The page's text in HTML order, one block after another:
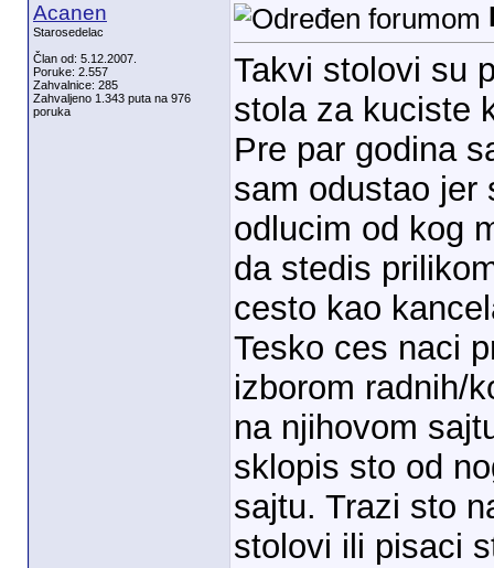
Acanen
Starosedelac
Član od: 5.12.2007.
Poruke: 2.557
Zahvalnice: 285
Zahvaljeno 1.343 puta na 976
poruka
Takvi stolovi su
stola za kuciste
Pre par godina
sam odustao jer
odlucim od kog
da stedis
cesto kao
Tesko ces naci
izborom radnih/
na njihovom
sklopis sto od
sajtu. Trazi sto
stolovi ili pisaci